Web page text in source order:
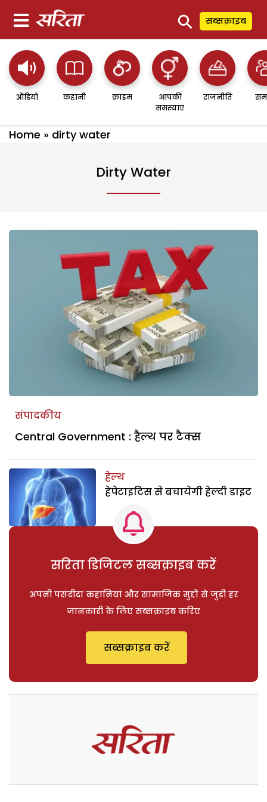
⚲ सब्सक्राइब
ऑडियो कहानी क्राइम
आपकी
समस्याएं
राजनीति
Home » dirty water
Dirty Water
संपादकीय
Central Government : हैल्थ पर टैक्स
हेल्थ
हेपेटाइटिस से बचायेगी हेल्दी डाइट
सरिता डिजिटल सब्सक्राइब करें
अपनी पसंदीदा कहानियां और सामाजिक मुद्दों से जुड़ी हर
जानकारी के लिए सब्सक्राइब करिए
सब्सक्राइब करें